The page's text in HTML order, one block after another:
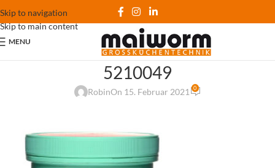
Skip to navigation
Skip to main content
MENU
5210049
RobinOn 15. Februar 2021 0